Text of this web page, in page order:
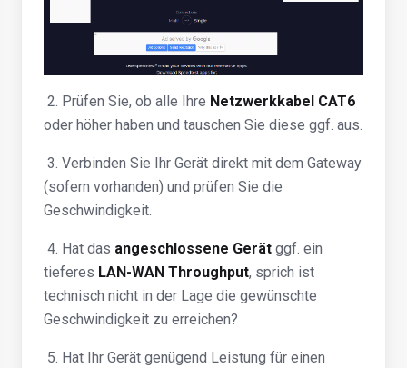
2. Prüfen Sie, ob alle Ihre Netzwerkkabel CAT6
oder höher haben und tauschen Sie diese ggf. aus.
3. Verbinden Sie Ihr Gerät direkt mit dem Gateway
(sofern vorhanden) und prüfen Sie die
Geschwindigkeit.
4. Hat das angeschlossene Gerät ggf. ein
tieferes LAN-WAN Throughput, sprich ist
technisch nicht in der Lage die gewünschte
Geschwindigkeit zu erreichen?
5. Hat Ihr Gerät genügend Leistung für einen